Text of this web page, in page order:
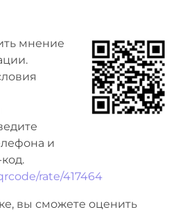
мнение
и
rate/417464
вы сможете оценить